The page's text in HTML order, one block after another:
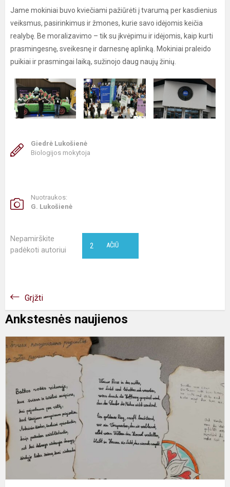
Jame mokiniai buvo kviečiami pažiūrėti į tvarumą per kasdienius
veiksmus, pasirinkimus ir žmones, kurie savo idėjomis keičia
realybę. Be moralizavimo – tik su įkvėpimu ir idėjomis, kaip kurti
prasmingesnę, sveikesnę ir darnesnę aplinką. Mokiniai praleido
puikiai ir prasmingai laiką, sužinojo daug naujų žinių.
Giedrė Lukošienė
Biologijos mokytoja
Nuotraukos:
G. Lukošienė
Nepamirškite
padėkoti autoriui
AČIŪ
2
Grįžti
Ankstesnės naujienos